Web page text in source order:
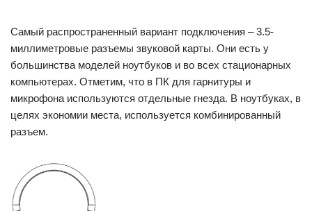
Самый распространенный вариант подключения – 3.5-
миллиметровые разъемы звуковой карты. Они есть у
большинства моделей ноутбуков и во всех стационарных
компьютерах. Отметим, что в ПК для гарнитуры и
микрофона используются отдельные гнезда. В ноутбуках, в
целях экономии места, используется комбинированный
разъем.